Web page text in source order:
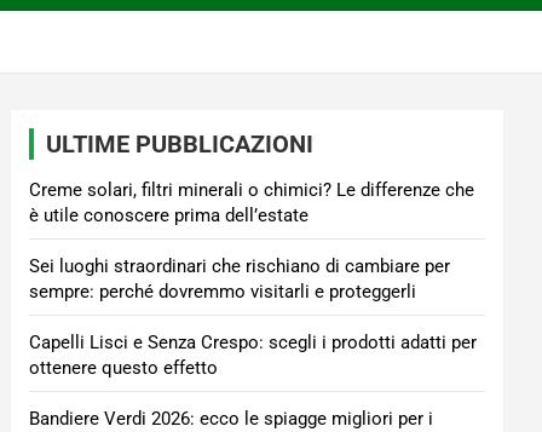
ULTIME PUBBLICAZIONI
Creme solari, filtri minerali o chimici? Le differenze che
è utile conoscere prima dell’estate
Sei luoghi straordinari che rischiano di cambiare per
sempre: perché dovremmo visitarli e proteggerli
Capelli Lisci e Senza Crespo: scegli i prodotti adatti per
ottenere questo effetto
Bandiere Verdi 2026: ecco le spiagge migliori per i